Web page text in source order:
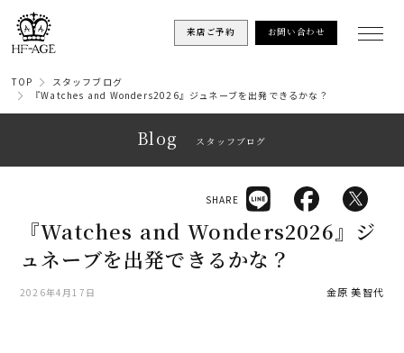
来店ご予約 お問い合わせ
TOP
スタッフブログ
『Watches and Wonders2026』ジュネーブを出発できるかな？
Blog スタッフブログ
『Watches and Wonders2026』ジ
ュネーブを出発できるかな？
2026年4月17日 金原 美智代
SHARE